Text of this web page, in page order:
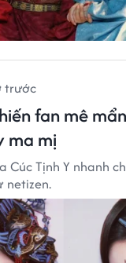
trước
fan mê
ma mị
Cúc Tịnh Y nhanh
netizen.